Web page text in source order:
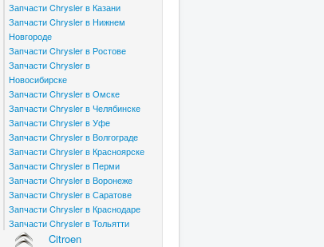
Запчасти Chrysler в Казани
Запчасти Chrysler в Нижнем
Новгороде
Запчасти Chrysler в Ростове
Запчасти Chrysler в
Новосибирске
Запчасти Chrysler в Омске
Запчасти Chrysler в Челябинске
Запчасти Chrysler в Уфе
Запчасти Chrysler в Волгограде
Запчасти Chrysler в Красноярске
Запчасти Chrysler в Перми
Запчасти Chrysler в Воронеже
Запчасти Chrysler в Саратове
Запчасти Chrysler в Краснодаре
Запчасти Chrysler в Тольятти
Citroen